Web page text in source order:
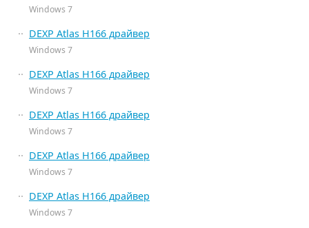
Windows 7
DEXP Atlas H166 драйвер
Windows 7
DEXP Atlas H166 драйвер
Windows 7
DEXP Atlas H166 драйвер
Windows 7
DEXP Atlas H166 драйвер
Windows 7
DEXP Atlas H166 драйвер
Windows 7